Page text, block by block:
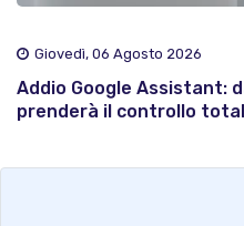
Giovedì, 06 Agosto 2026
Addio Google Assistant:
prenderà il controllo